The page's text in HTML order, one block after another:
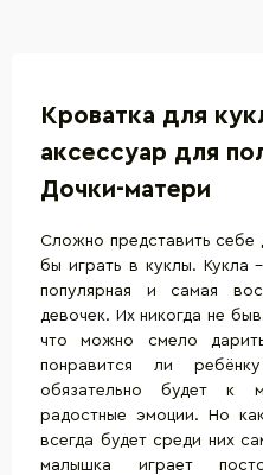
Кроватка для
аксессуар для
Дочки-матери
Сложно представить себе
бы играть в куклы. Кукла
популярная и самая
девочек. Их никогда не
что можно смело
понравится ли
обязательно будет к
радостные эмоции. Но
всегда будет среди них
малышка играет